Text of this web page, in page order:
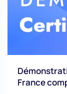
France